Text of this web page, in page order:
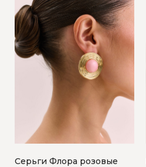
Серьги Флора розовые